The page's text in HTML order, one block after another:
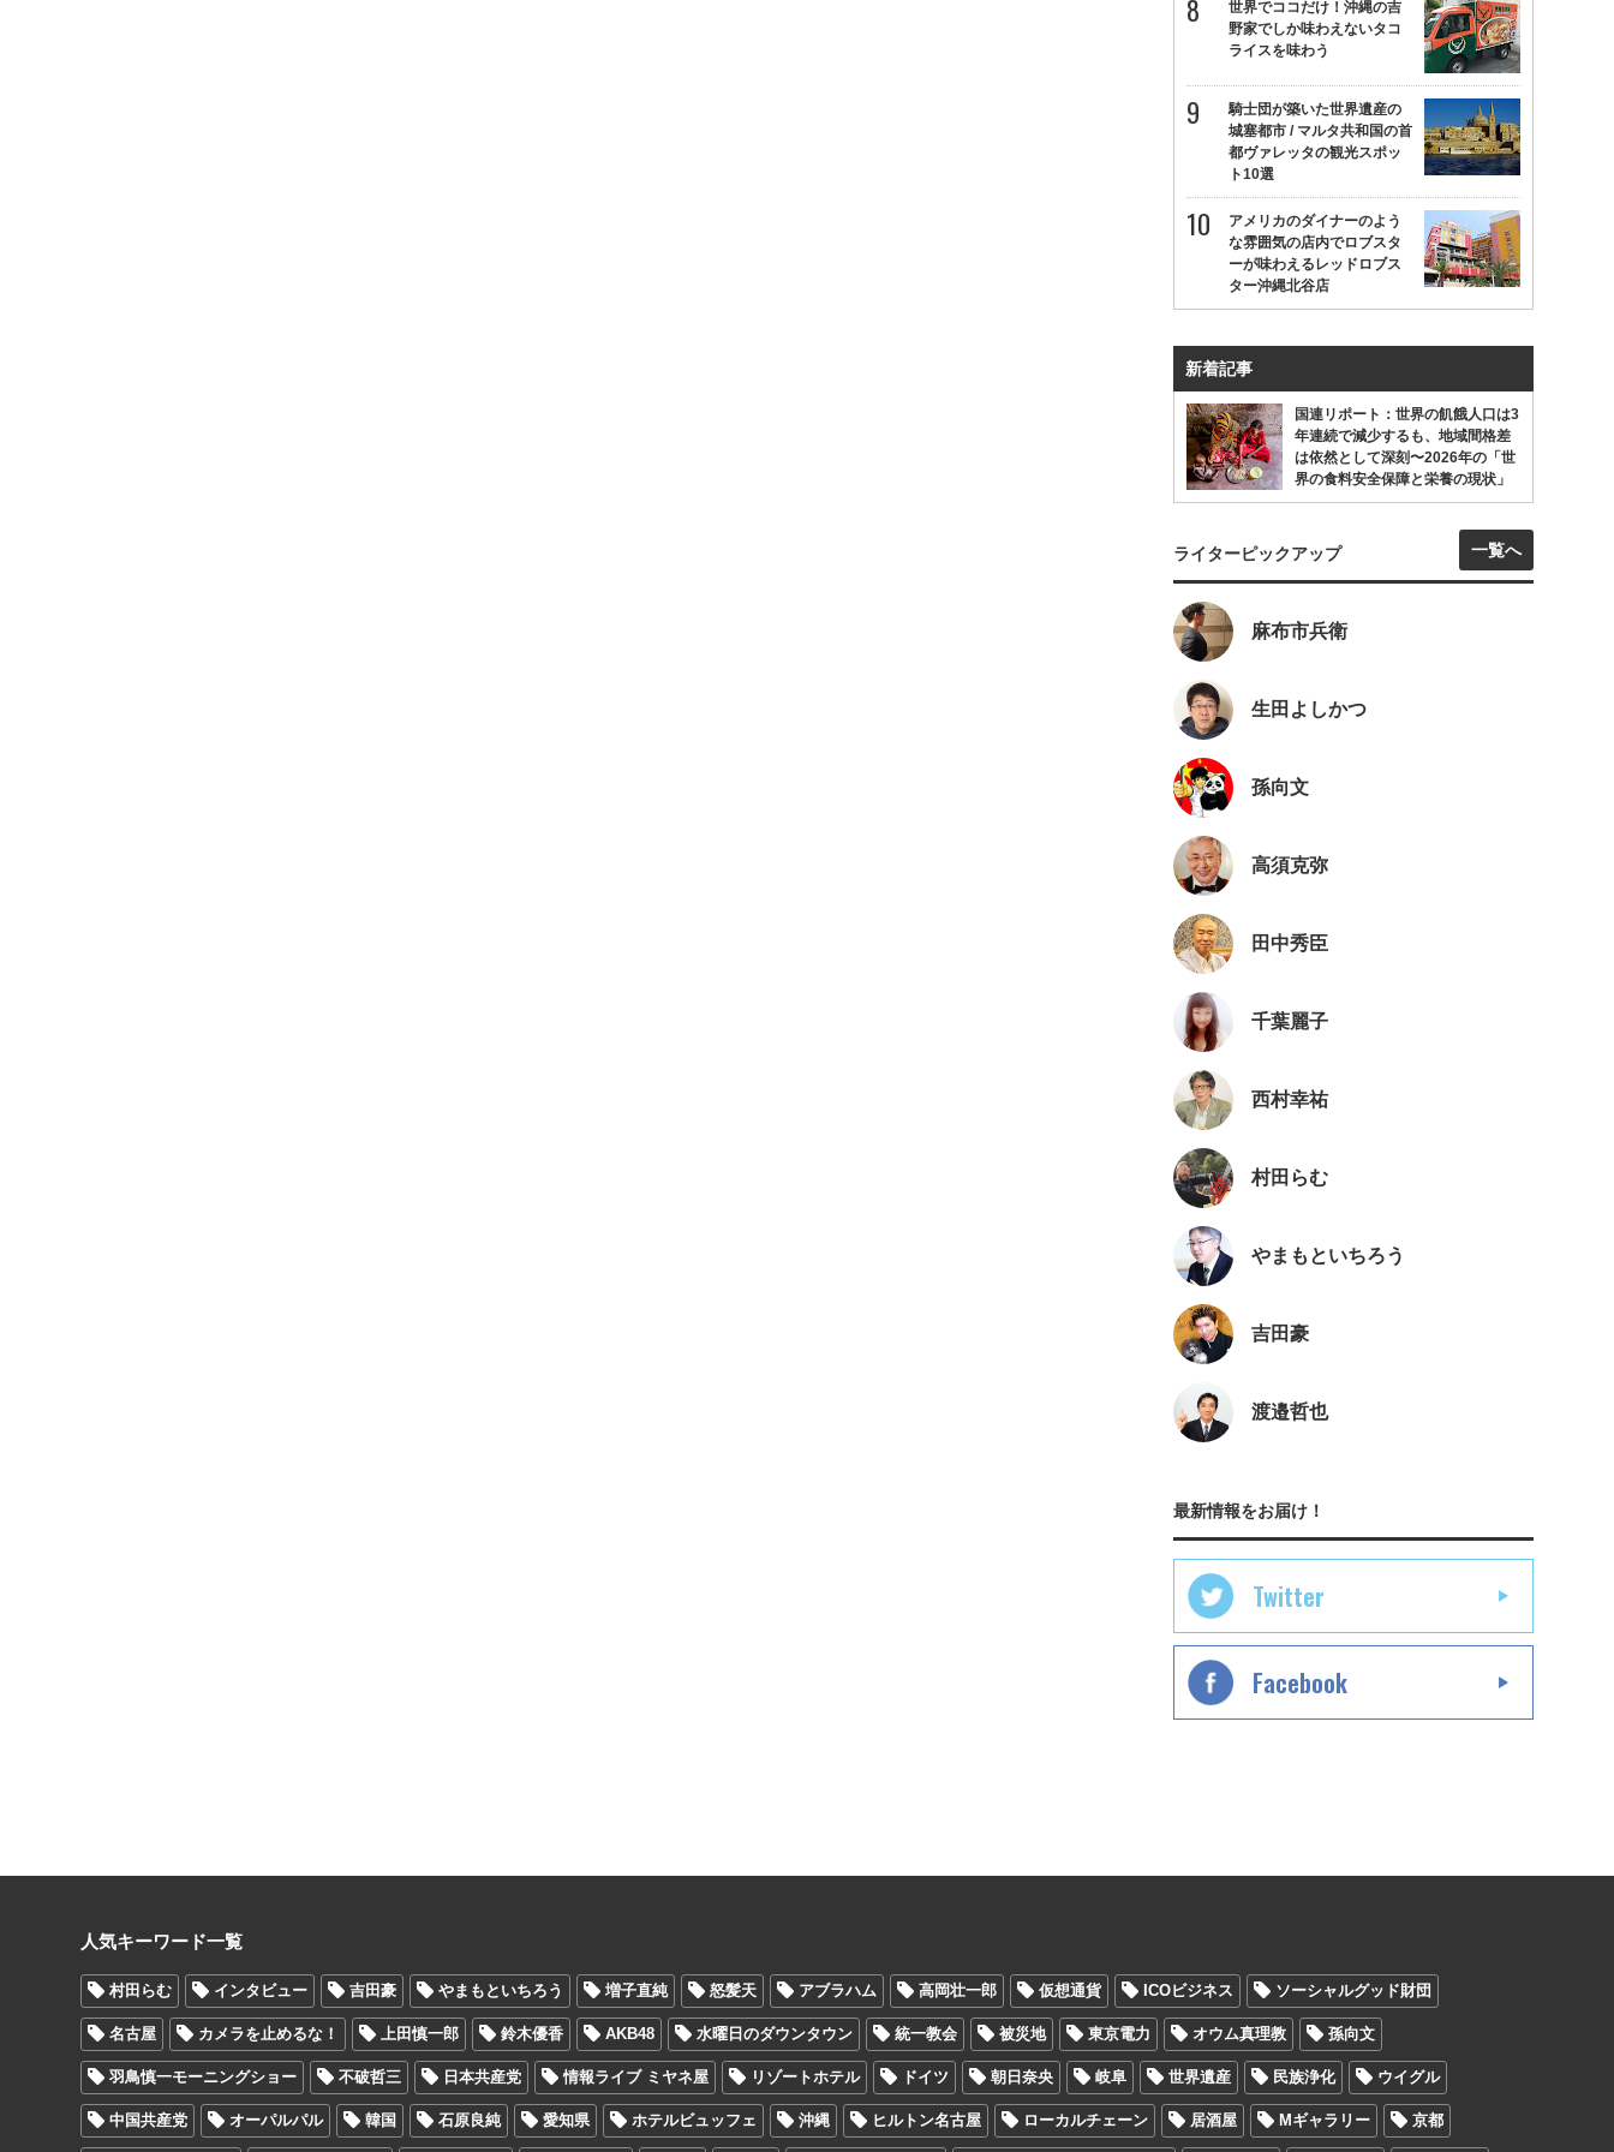
世界でココだけ！沖縄の吉
野家でしか味わえないタコ
ライスを味わう
騎士団が築いた世界遺産の
城塞都市 / マルタ共和国の首
都ヴァレッタの観光スポッ
ト10選
アメリカのダイナーのよう
な雰囲気の店内でロブスタ
ーが味わえるレッドロブス
ター沖縄北谷店
新着記事
国連リポート：世界の飢餓人口は3
年連続で減少するも、地域間格差
は依然として深刻〜2026年の「世
界の食料安全保障と栄養の現状」
ライターピックアップ 一覧へ
麻布市兵衛
生田よしかつ
孫向文
高須克弥
田中秀臣
千葉麗子
西村幸祐
村田らむ
やまもといちろう
吉田豪
渡邉哲也
最新情報をお届け！
Twitter
Facebook
人気キーワード一覧
村田らむ インタビュー 吉田豪 やまもといちろう 増子直純 怒髪天 アブラハム 高岡壮一郎 仮想通貨 ICOビジネス ソーシャルグッド財団
名古屋 カメラを止めるな！ 上田慎一郎 鈴木優香 AKB48 水曜日のダウンタウン 統一教会 被災地 東京電力 オウム真理教 孫向文
羽鳥慎一モーニングショー 不破哲三 日本共産党 情報ライブ ミヤネ屋 リゾートホテル ドイツ 朝日奈央 岐阜 世界遺産 民族浄化 ウイグル
中国共産党 オーパルパル 韓国 石原良純 愛知県 ホテルビュッフェ 沖縄 ヒルトン名古屋 ローカルチェーン 居酒屋 Mギャラリー 京都